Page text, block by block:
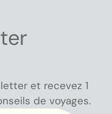
et recevez 1
de voyages.